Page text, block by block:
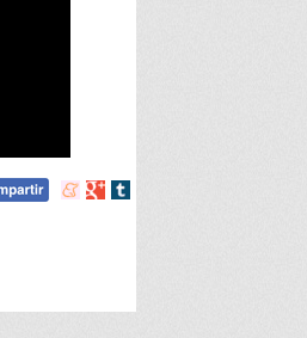
Compartir
Compartir
Compartir